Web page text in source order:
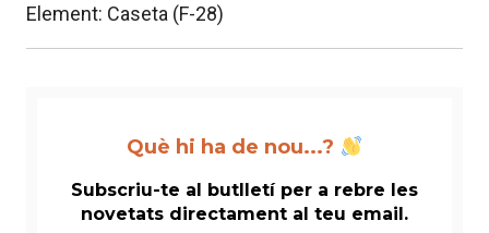
Next
post:
Element: Caseta (F-28)
Què hi ha de nou...?
Subscriu-te al butlletí per a rebre les
novetats directament al teu email.